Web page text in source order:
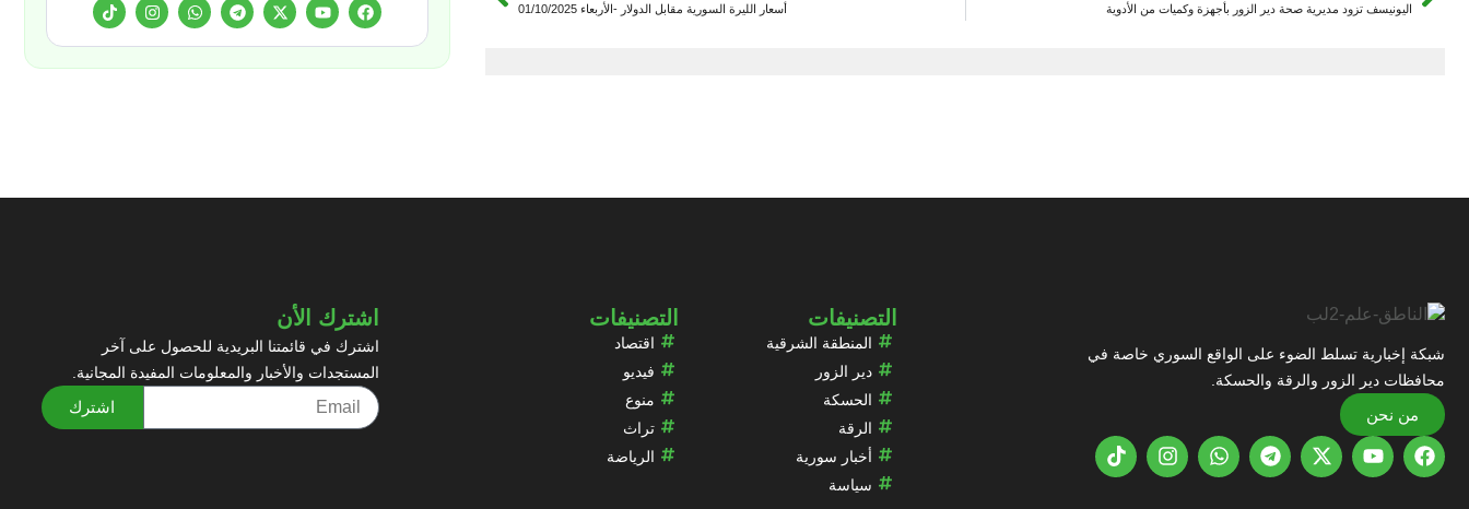
اليونيسف تزود مديرية صحة دير الزور بأجهزة وكميات من الأدوية أسعار الليرة السورية مقابل الدولار -الأربعاء 01/10/2025
شبكة إخبارية تسلط الضوء على الواقع السوري خاصة في
محافظات دير الزور والرقة والحسكة.
من نحن
التصنيفات
المنطقة الشرقية
دير الزور
الحسكة
الرقة
أخبار سورية
سياسة
التصنيفات
اقتصاد
فيديو
منوع
تراث
الرياضة
اشترك الأن
اشترك في قائمتنا البريدية للحصول على آخر
المستجدات والأخبار والمعلومات المفيدة المجانية.
اشترك